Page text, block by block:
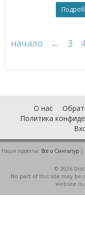
начало
← 3
О нас
Политика
Наши проекты: Все о Cингапур|
© 2026
No part of this site may
website is